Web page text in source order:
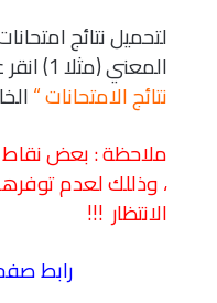
لتحميل نتائج
المعني (مثلا 1) انقر على
نتائج الامتحانات “
ملاحظة : بعض نقاط
، وذللك لعدم
الانتظار !!!
رابط